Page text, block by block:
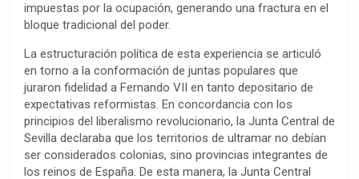
impuestas por la ocupación, generando una fractura en el
bloque tradicional del poder.
La estructuración política de esta experiencia se articuló
en torno a la conformación de juntas populares que
juraron fidelidad a Fernando VII en tanto depositario de
expectativas reformistas. En concordancia con los
principios del liberalismo revolucionario, la Junta Central de
Sevilla declaraba que los territorios de ultramar no debían
ser considerados colonias, sino provincias integrantes de
los reinos de España. De esta manera, la Junta Central